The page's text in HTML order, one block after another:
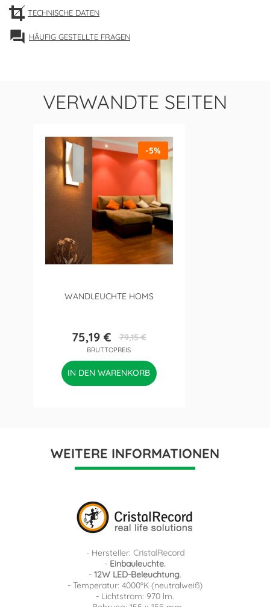
TECHNISCHE DATEN
forum HÄUFIG GESTELLTE FRAGEN
VERWANDTE SEITEN
WANDLEUCHTE HOMS
Preis
75,19 €Verkaufspreis
79,15 €
BRUTTOPREIS
-5%
IN DEN WARENKORB
WEITERE INFORMATIONEN
- Hersteller: CristalRecord
- Einbauleuchte.
- 12W LED-Beleuchtung.
- Temperatur: 4000ºK (neutralweiß)
- Lichtstrom: 970 lm.